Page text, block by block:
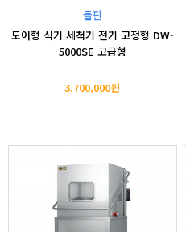
돌핀
도어형 식기 세척기 전기 고정형 DW-
5000SE 고급형
3,700,000원